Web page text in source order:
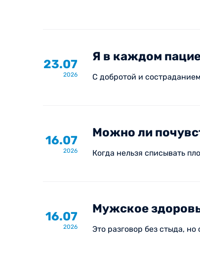
23.07
2026
Я в каждом
С добротой и
16.07
2026
Можно ли
Когда нельзя списывать
16.07
2026
Мужское
Это разговор без стыда,